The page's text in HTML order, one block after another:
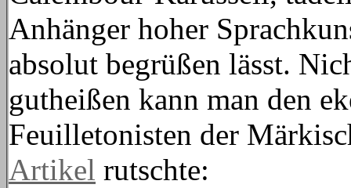
Anhänger hoher
absolut begrüßen lässt.
gutheißen kann man den
Feuilletonisten der
Artikel rutschte: